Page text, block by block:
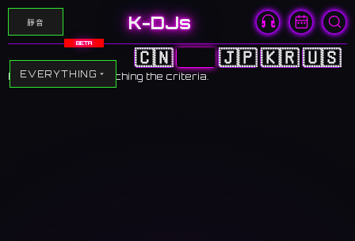
靜音 K-DJs
BETA
🇨🇳🇭🇰 🇯🇵🇰🇷🇺🇸
EVERYTHING
No clubs found matching the criteria.